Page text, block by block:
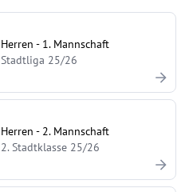
Herren - 1. Mannschaft
Stadtliga 25/26
Herren - 2. Mannschaft
2. Stadtklasse 25/26